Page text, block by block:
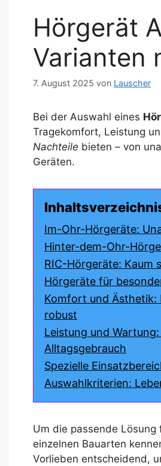
Hörgerät
Varianten
7. August 2025 von Lauscher
Bei der Auswahl eines
Tragekomfort, Leistung
Nachteile bieten – von
Geräten.
Im-Ohr-Hörgeräte:
Hinter-dem-Ohr-
RIC-Hörgeräte: Kaum
Hörgeräte für
Komfort und Ästhetik:
robust
Leistung und
Alltagsgebrauch
Spezielle
Auswahlkriterien:
Um die passende Lösung
einzelnen Bauarten
Vorlieben entscheidend,